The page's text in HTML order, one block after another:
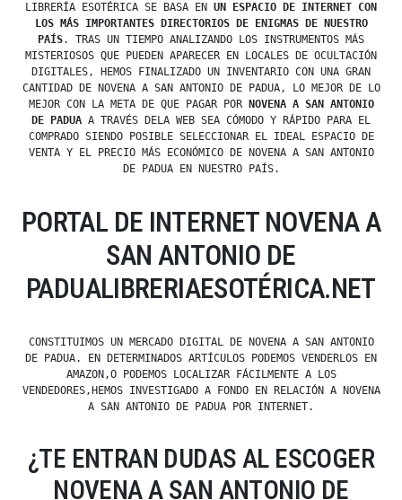
LIBRERÍA ESOTÉRICA SE BASA EN UN ESPACIO DE INTERNET CON
LOS MÁS IMPORTANTES DIRECTORIOS DE ENIGMAS DE NUESTRO
PAÍS. TRAS UN TIEMPO ANALIZANDO LOS INSTRUMENTOS MÁS
MISTERIOSOS QUE PUEDEN APARECER EN LOCALES DE OCULTACIÓN
DIGITALES, HEMOS FINALIZADO UN INVENTARIO CON UNA GRAN
CANTIDAD DE NOVENA A SAN ANTONIO DE PADUA, LO MEJOR DE LO
MEJOR CON LA META DE QUE PAGAR POR
NOVENA A SAN ANTONIO
DE PADUA A TRAVÉS DELA WEB SEA CÓMODO Y RÁPIDO PARA EL
COMPRADO SIENDO POSIBLE SELECCIONAR EL IDEAL ESPACIO DE
VENTA Y EL PRECIO MÁS ECONÓMICO DE NOVENA A SAN ANTONIO
DE PADUA EN NUESTRO PAÍS.
PORTAL DE INTERNET NOVENA A
SAN ANTONIO DE
PADUALIBRERIAESOTÉRICA.NET
CONSTITUIMOS UN MERCADO DIGITAL DE NOVENA A SAN ANTONIO
DE PADUA. EN DETERMINADOS ARTÍCULOS PODEMOS VENDERLOS EN
AMAZON,O PODEMOS LOCALIZAR FÁCILMENTE A LOS
VENDEDORES,HEMOS INVESTIGADO A FONDO EN RELACIÓN A NOVENA
A SAN ANTONIO DE PADUA POR INTERNET.
¿TE ENTRAN DUDAS AL ESCOGER
NOVENA A SAN ANTONIO DE